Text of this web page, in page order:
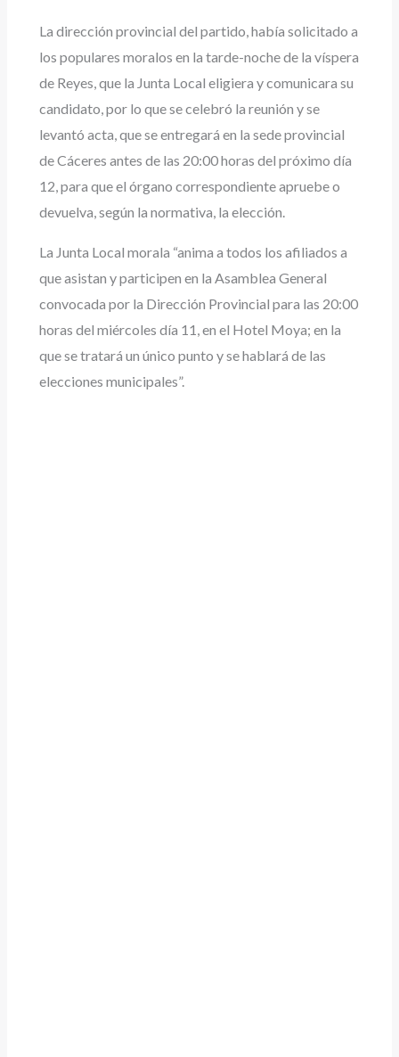
La dirección provincial del partido, había solicitado a
los populares moralos en la tarde-noche de la víspera
de Reyes, que la Junta Local eligiera y comunicara su
candidato, por lo que se celebró la reunión y se
levantó acta, que se entregará en la sede provincial
de Cáceres antes de las 20:00 horas del próximo día
12, para que el órgano correspondiente apruebe o
devuelva, según la normativa, la elección.
La Junta Local morala “anima a todos los afiliados a
que asistan y participen en la Asamblea General
convocada por la Dirección Provincial para las 20:00
horas del miércoles día 11, en el Hotel Moya; en la
que se tratará un único punto y se hablará de las
elecciones municipales”.